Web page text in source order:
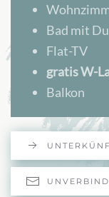
Bad mit
Flat-TV
gratis W-
Balkon